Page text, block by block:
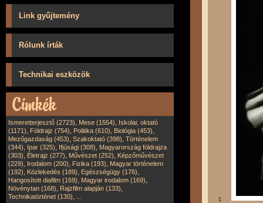
Link gyűjtemény
Rólunk írták
Technikai eszközök
Ismeretterjesztő (2723), Mese (1554), Iskolai, oktató
(1171), Földrajz (754), Politika (610), Biológia (453),
Mezőgazdaság (453), Szakoktató (398), Történelem
(344), Ipar (325), Ifjúsági (308), Magyarország földrajza
(303), Életrajz (277), Művészet (252), Képzőművészet
(229), Irodalom (200), Fizika (193), Magyar történelem
(192), Közlekedés (189), Egészségügy (176),
Hangosított diafilm (169), Magyar irodalom (169),
Növénytan (168), Rajzfilm alapján (133),
Technikatörténet (130), 1